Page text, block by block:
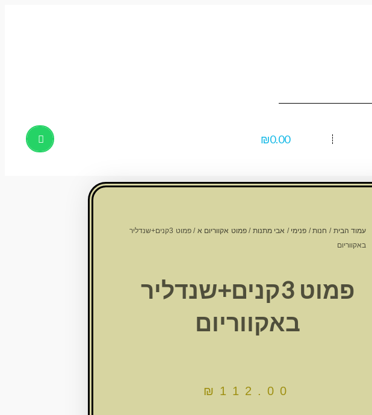
₪0.00
עמוד הבית / חנות/ פנימי / אבי מתנות /פמוט אקווריום א
/ פמוט 3קנים+שנדליר
באקווריום
פמוט 3קנים+שנדליר
באקווריום
₪ 112.00